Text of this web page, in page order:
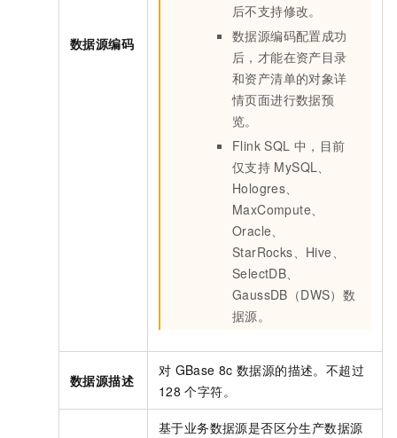
数据源编码
后不支持修改。
数据源编码配置成功
后，才能在资产目录
和资产清单的对象详
情页面进行数据预
览。
Flink SQL 中，目前
仅支持 MySQL、
Hologres、
MaxCompute、
Oracle、
StarRocks、Hive、
SelectDB、
GaussDB（DWS）数
据源。
数据源描述
对 GBase 8c 数据源的描述。不超过
128 个字符。
基于业务数据源是否区分生产数据源